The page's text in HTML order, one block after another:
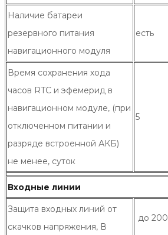
Наличие батареи
резервного питания
навигационного модуля
есть
Время сохранения хода
часов RTC и эфемерид в
навигационном модуле, (при
отключенном питании и
разряде встроенной АКБ)
не менее, суток
5
Входные линии
Защита входных линий от
скачков напряжения, В
до 200